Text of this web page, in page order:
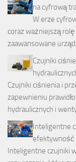
na cyfrową
W erze
coraz ważniejszą
zaawansowane
Czujniki
Czujniki ciśnienia i
zapewnieniu
hydraulicznych i
Inteligentne
efektywność
Inteligentne czujniki